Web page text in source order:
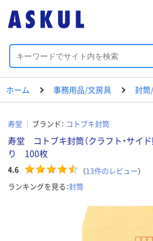
ホーム 事務用品/文房具 封
寿堂 ブランド： コトブキ封筒
寿堂 コトブキ封筒（クラフト・サイ
り 100枚
4.6 （13件のレビュー）
ランキングを見る：封筒